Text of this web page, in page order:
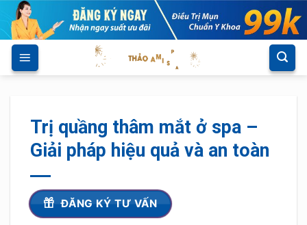
Skip
to
content
Trị quầng thâm mắt ở spa –
Giải pháp hiệu quả và an toàn
ĐĂNG KÝ TƯ VẤN